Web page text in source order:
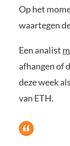
Op het
waartegen
Een analist
afhangen of
deze week
van ETH.